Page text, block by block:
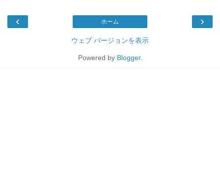
‹ ›
ホーム
ウェブ バージョンを表示
Powered by Blogger.